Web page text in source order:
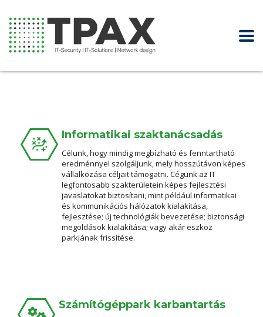
Informatikai szaktanácsadás
Célunk, hogy mindig megbízható és fenntartható
eredménnyel szolgáljunk, mely hosszútávon képes
vállalkozása céljait támogatni. Cégünk az IT
legfontosabb szakterületein képes fejlesztési
javaslatokat biztosítani, mint például informatikai
és kommunikációs hálózatok kialakítása,
fejlesztése; új technológiák bevezetése; biztonsági
megoldások kialakítása; vagy akár eszköz
parkjának frissítése.
Számítógéppark karbantartás